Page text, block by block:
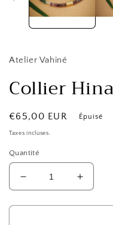
Atelier Vahiné
Collier Hina
Prix
habituel
€65,00 EUR Épuisé
Taxes incluses.
Quantité
Réduire
la
quantité
la